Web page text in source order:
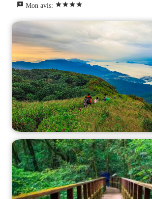
reviews Mon avis: starstarstarstar